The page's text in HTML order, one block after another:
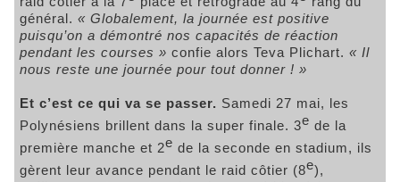
général. « Globalement, la journée est positive
puisqu’on a démontré nos capacités de réaction
pendant les courses » confie alors Teva Plichart. « Il
nous reste une journée pour tout donner ! »
Et c’est ce qui va se passer. Samedi 27 mai, les
Polynésiens brillent dans la super finale. 3e de la
première manche et 2e de la seconde en stadium, ils
gèrent leur avance pendant le raid côtier (8e),